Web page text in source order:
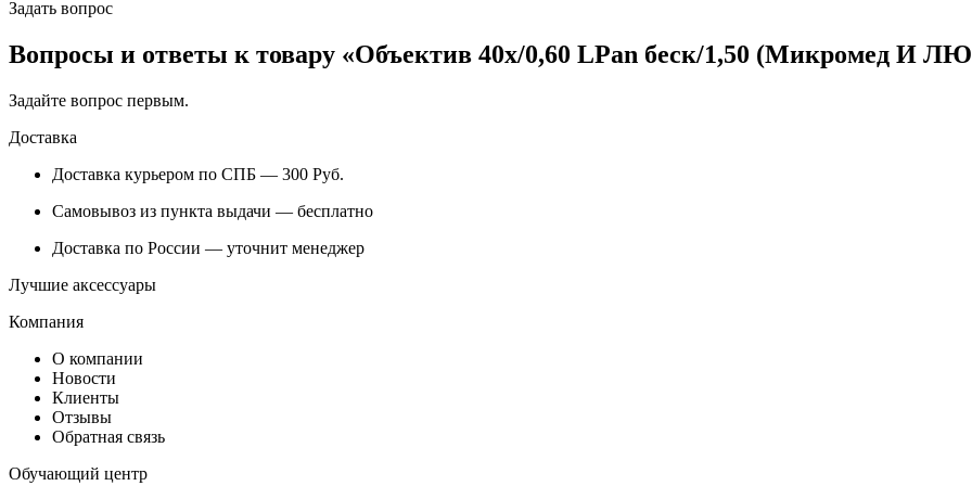
Задать вопрос
Вопросы и ответы к товару «Объектив 40х/0,60 LPan беск/1,50 (Микромед И
Задайте вопрос первым.
Доставка
Доставка курьером по СПБ — 300 Руб.
Самовывоз из пункта выдачи — бесплатно
Доставка по России — уточнит менеджер
Лучшие аксессуары
Компания
О компании
Новости
Клиенты
Отзывы
Обратная связь
Обучающий центр